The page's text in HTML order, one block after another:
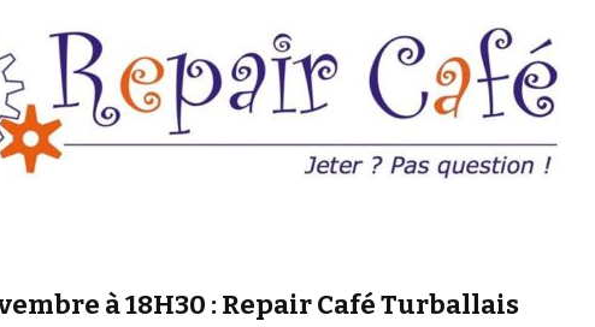
à 18H30 : Repair Café Turballais